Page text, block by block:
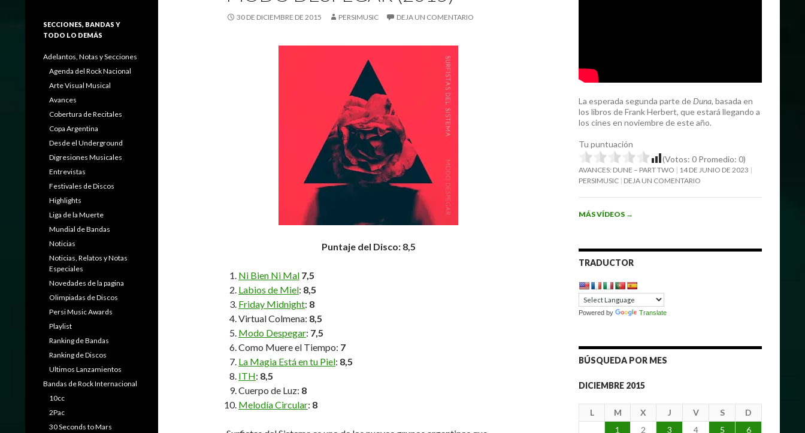
30 DE DICIEMBRE DE 2015 PERSIMUSIC DEJA UN COMENTARIO
Puntaje del Disco: 8,5
Ni Bien Ni Mal 7,5
Labios de Miel: 8,5
Friday Midnight: 8
Virtual Colmena: 8,5
Modo Despegar: 7,5
Como Muere el Tiempo: 7
La Magia Está en tu Piel: 8,5
ITH: 8,5
Cuerpo de Luz: 8
Melodía Circular: 8
La esperada segunda parte de Duna, basada en
los libros de Frank Herbert, que estará llegando a
los cines en noviembre de este año.
Tu puntuación
(Votos: 0 Promedio: 0)
AVANCES: DUNE – PART TWO
14 DE JUNIO DE 2023
PERSIMUSIC DEJA UN COMENTARIO
MÁS VÍDEOS →
TRADUCTOR
Powered by Translate
BÚSQUEDA POR MES
DICIEMBRE 2015
L M X J V S
D
1
2 3 4 5
6
SECCIONES, BANDAS Y
TODO LO DEMÁS
Adelantos, Notas y Secciones
Agenda del Rock Nacional
Arte Visual Musical
Avances
Cobertura de Recitales
Copa Argentina
Desde el Underground
Digresiones Musicales
Entrevistas
Festivales de Discos
Highlights
Liga de la Muerte
Mundial de Bandas
Noticias
Noticias, Relatos y Notas
Especiales
Novedades de la pagina
Olimpiadas de Discos
Persi Music Awards
Playlist
Ranking de Bandas
Ranking de Discos
Ultimos Lanzamientos
Bandas de Rock Internacional
10cc
2Pac
30 Seconds to Mars